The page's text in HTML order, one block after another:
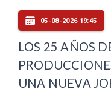
05-08-2026 19:45
LOS 25 AÑOS
UNA NUEVA